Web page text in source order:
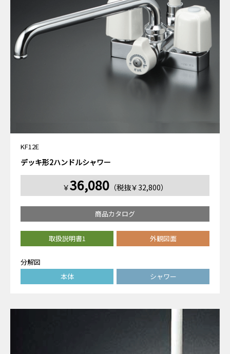
KF12E
デッキ形2ハンドルシャワー
￥36,080（税抜￥32,800）
商品カタログ
取扱説明書1 外観図面
分解図
本体
シャワー